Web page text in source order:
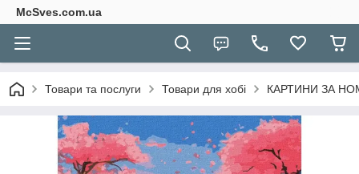
McSves.com.ua
Товари та послуги Товари для хобі КАРТИНИ ЗА